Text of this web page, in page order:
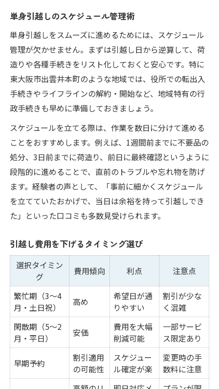
単身引越しのスケジュール管理術
単身引越しをスムーズに進めるためには、スケジュール
管理が欠かせません。まずは引越し日から逆算して、荷
造りや各種手続きをリスト化しておくと安心です。特に
東大阪市出雲井本町のような地域では、役所での転出入
手続きやライフラインの解約・開始など、地域特有の行
政手続きも早めに準備しておきましょう。
スケジュールを立てる際は、作業を数日に分けて進める
ことをおすすめします。例えば、1週間前までに不要品の
処分、3日前までに荷造り、前日に最終確認というように
段階的に進めることで、直前のトラブルや忘れ物を防げ
ます。経験者の声として、「事前に細かくスケジュール
を立てていたおかげで、当日は余裕を持って引越しでき
た」といった口コミも多数見受けられます。
引越し費用を下げるタイミング選び
選択タイミン
グ
費用傾向 利点 注意点
繁忙期（3〜4
月・土日祝）
高め
希望日が通
りやすい
割引が少な
く混雑
閑散期（5〜2
月・平日）
安価
費用を大幅
削減可能
一部サービ
ス限定あり
早期予約
割引適用
の可能性
スケジュー
ル確定が楽
変更時の手
数料に注意